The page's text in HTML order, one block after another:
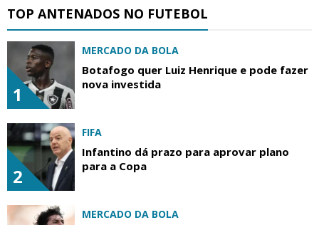
TOP ANTENADOS NO FUTEBOL
1
MERCADO DA BOLA
Botafogo quer Luiz Henrique e pode fazer
nova investida
2
FIFA
Infantino dá prazo para aprovar plano
para a Copa
MERCADO DA BOLA